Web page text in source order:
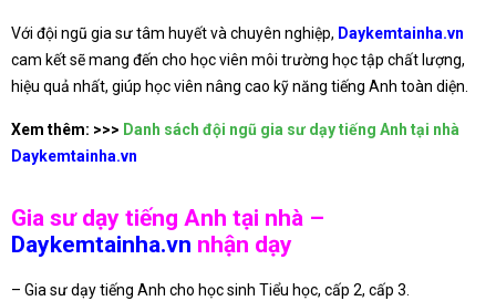
Với đội ngũ gia sư tâm huyết và chuyên nghiệp, Daykemtainha.vn
cam kết sẽ mang đến cho học viên môi trường học tập chất lượng,
hiệu quả nhất, giúp học viên nâng cao kỹ năng tiếng Anh toàn diện.
Xem thêm: >>> Danh sách đội ngũ gia sư dạy tiếng Anh tại nhà
Daykemtainha.vn
Gia sư dạy tiếng Anh tại nhà –
Daykemtainha.vn nhận dạy
– Gia sư dạy tiếng Anh cho học sinh Tiểu học, cấp 2, cấp 3.